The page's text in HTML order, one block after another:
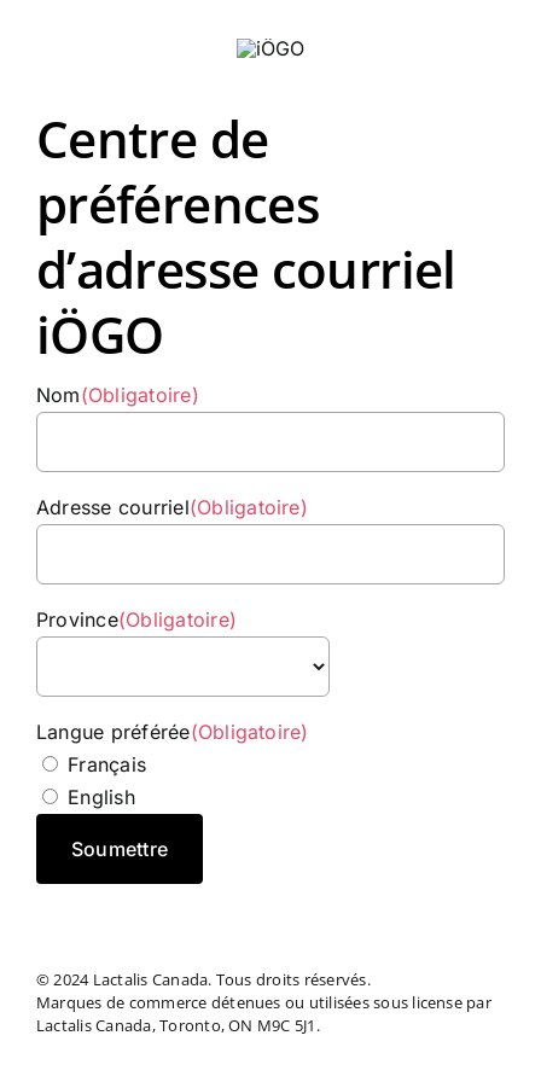
Centre de
préférences
d’adresse courriel
iÖGO
Nom(Obligatoire)
Adresse courriel(Obligatoire)
Province(Obligatoire)
Province
Langue préférée(Obligatoire)
Français
English
© 2024 Lactalis Canada. Tous droits réservés.
Marques de commerce détenues ou utilisées sous license par
Lactalis Canada, Toronto, ON M9C 5J1.